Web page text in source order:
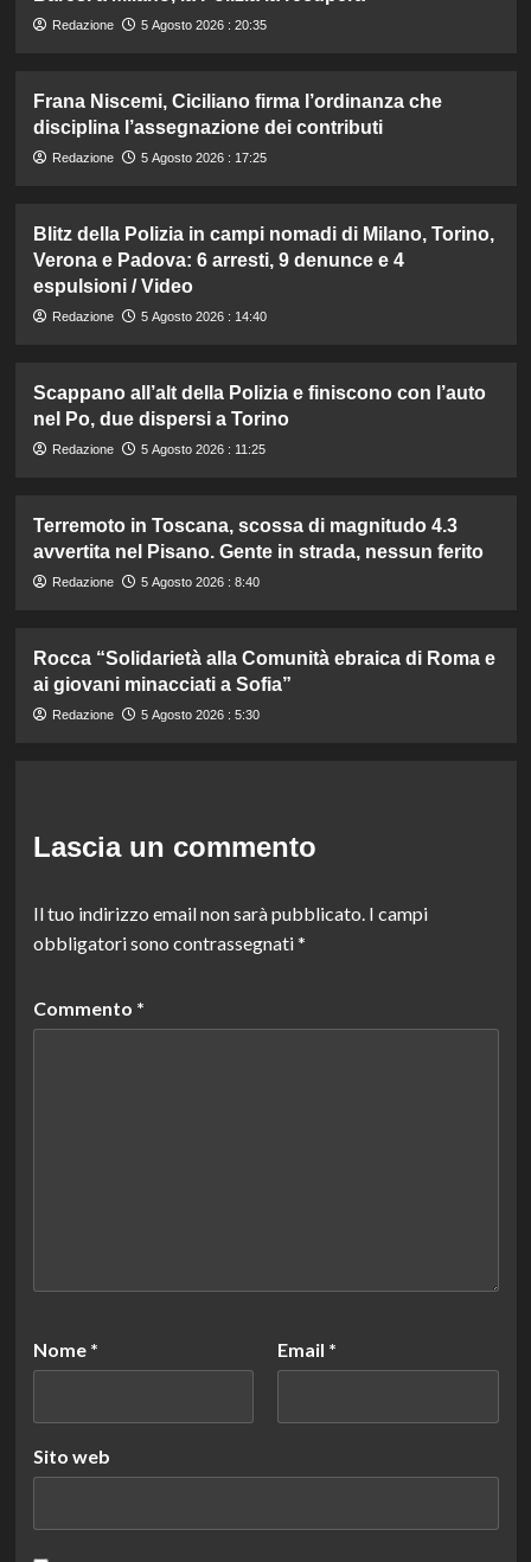
Redazione 5 Agosto 2026 : 20:35
Frana Niscemi, Ciciliano firma l’ordinanza che
disciplina l’assegnazione dei contributi
Redazione 5 Agosto 2026 : 17:25
Blitz della Polizia in campi nomadi di Milano, Torino,
Verona e Padova: 6 arresti, 9 denunce e 4
espulsioni / Video
Redazione 5 Agosto 2026 : 14:40
Scappano all’alt della Polizia e finiscono con l’auto
nel Po, due dispersi a Torino
Redazione 5 Agosto 2026 : 11:25
Terremoto in Toscana, scossa di magnitudo 4.3
avvertita nel Pisano. Gente in strada, nessun ferito
Redazione 5 Agosto 2026 : 8:40
Rocca “Solidarietà alla Comunità ebraica di Roma e
ai giovani minacciati a Sofia”
Redazione 5 Agosto 2026 : 5:30
Lascia un commento
Il tuo indirizzo email non sarà pubblicato. I campi
obbligatori sono contrassegnati*
Commento *
Nome * Email *
Sito web